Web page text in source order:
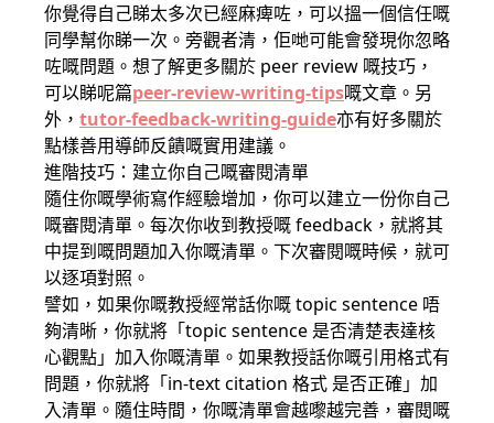
你覺得自己睇太多次已經麻痺咗，可以搵一個信任嘅
同學幫你睇一次。旁觀者清，佢哋可能會發現你忽略
咗嘅問題。想了解更多關於 peer review 嘅技巧，
可以睇呢篇peer-review-writing-tips嘅文章。另
外， tutor-feedback-writing-guide亦有好多關於
點樣善用導師反饋嘅實用建議。
進階技巧：建立你自己嘅審閱清單
隨住你嘅學術寫作經驗增加，你可以建立一份你自己
嘅審閱清單。每次你收到教授嘅 feedback，就將其
中提到嘅問題加入你嘅清單。下次審閱嘅時候，就可
以逐項對照。
譬如，如果你嘅教授經常話你嘅 topic sentence 唔
夠清晰，你就將「topic sentence 是否清楚表達核
心觀點」加入你嘅清單。如果教授話你嘅引用格式有
問題，你就將「in-text citation 格式 是否正確」加
入清單。隨住時間，你嘅清單會越嚟越完善，審閱嘅